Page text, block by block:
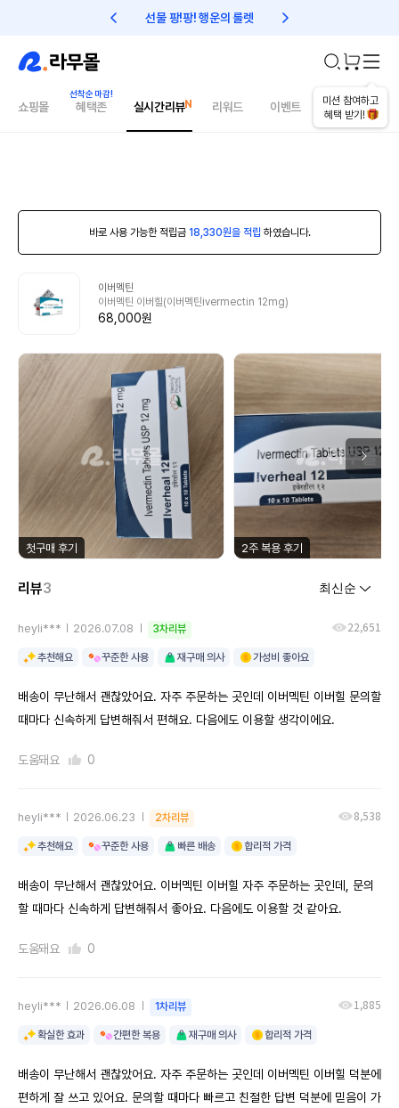
선물 팡!팡! 행운의 룰렛 친구초대 1만원 리워드!
미션 참여하고
혜택 받기!
쇼핑몰 혜택존 실시간리뷰 리워드 이벤트 건강매거진
바로 사용 가능한 적립금 18,330원을 적립 하였습니다.
이버멕틴
이버멕틴 이버힐(이버멕틴ivermectin 12mg)
68,000원
첫구매 후기 2주 복용 후기
리뷰3
heyli*** 2026.07.08 3차리뷰 22,651
추천해요 꾸준한 사용 재구매 의사 가성비 좋아요
배송이 무난해서 괜찮았어요. 자주 주문하는 곳인데 이버멕틴 이버힐 문의할
때마다 신속하게 답변해줘서 편해요. 다음에도 이용할 생각이에요.
도움돼요 0
heyli*** 2026.06.23 2차리뷰 8,538
추천해요 꾸준한 사용 빠른 배송 합리적 가격
배송이 무난해서 괜찮았어요. 이버멕틴 이버힐 자주 주문하는 곳인데, 문의
할 때마다 신속하게 답변해줘서 좋아요. 다음에도 이용할 것 같아요.
도움돼요 0
heyli*** 2026.06.08 1차리뷰 1,885
확실한 효과 간편한 복용 재구매 의사 합리적 가격
배송이 무난해서 괜찮았어요. 자주 주문하는 곳인데 이버멕틴 이버힐 덕분에
편하게 잘 쓰고 있어요. 문의할 때마다 빠르고 친절한 답변 덕분에 믿음이 가